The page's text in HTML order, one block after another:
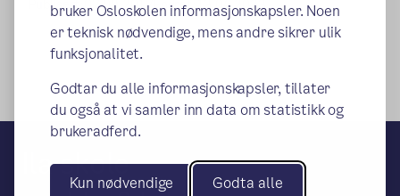
bruker Osloskolen informasjonskapsler. Noen
er teknisk nødvendige, mens andre sikrer ulik
funksjonalitet.
Godtar du alle informasjonskapsler, tillater
du også at vi samler inn data om statistikk og
brukeradferd.
Kun nødvendige Godta alle
Publisert:07.09.2017Endret:13.04.2023
Ila skole